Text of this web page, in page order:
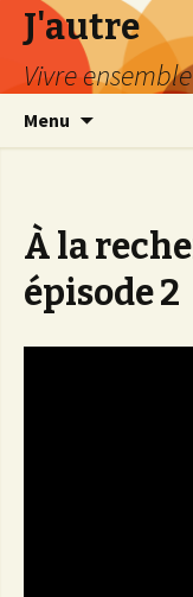
J'autre
Vivre
Menu
À la
épisode 2